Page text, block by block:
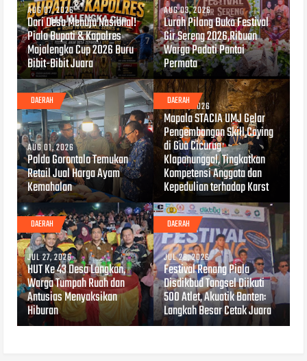
AUG 07, 2026
Dari Desa Menuju Nasional!
Piala Bupati & Kapolres
Majalengka Cup 2026 Buru
Bibit-Bibit Juara
AUG 03, 2026
Lurah Pilang Buka Festival
Gir Sereng 2026,Ribuan
Warga Padati Pantai
Permata
DAERAH
AUG 01, 2026
Polda Gorontalo Temukan
Retail Jual Harga Ayam
Kemahalan
DAERAH
AUG 01, 2026
Mapala STACIA UMJ Gelar
Pengembangan Skill Caving
di Gua Cicurug
Klapanunggal, Tingkatkan
Kompetensi Anggota dan
Kepedulian terhadap Karst
DAERAH
JUL 27, 2026
HUT Ke 43 Desa Langkan,
Warga Tumpah Ruah dan
Antusias Menyaksikan
Hiburan
DAERAH
JUL 26, 2026
Festival Renang Piala
Disdikbud Tangsel Diikuti
500 Atlet, Akuatik Banten:
Langkah Besar Cetak Juara